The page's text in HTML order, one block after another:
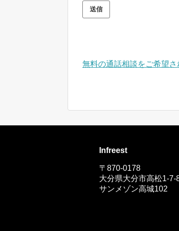
無料の通話相談をご希望
Infreest
〒870-0178
大分県大分市高松1-7-
サンメゾン高城102